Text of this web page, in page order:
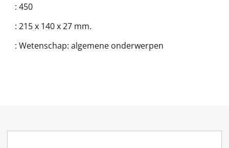
: 450
: 215 x 140 x 27 mm.
: Wetenschap: algemene onderwerpen